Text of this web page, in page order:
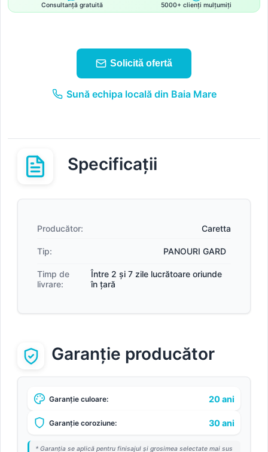
Consultanță gratuită 5000+ clienți mulțumiți
Solicită ofertă
Sună echipa locală din Baia Mare
Specificații
Producător: Caretta
Tip: PANOURI GARD
Timp de
livrare:
Între 2 și 7 zile lucrătoare oriunde
în țară
Garanție producător
Garanție culoare: 20 ani
Garanție coroziune: 30 ani
* Garanția se aplică pentru finisajul și grosimea selectate mai sus